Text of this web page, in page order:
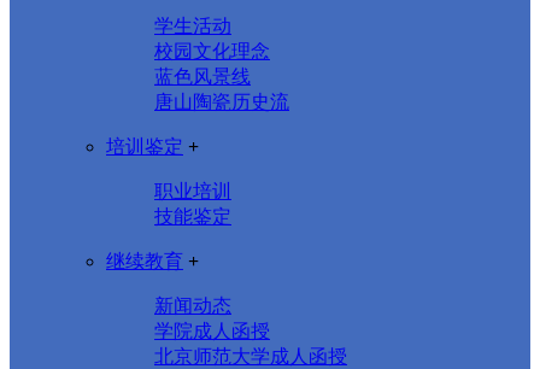
学生活动
校园文化理念
蓝色风景线
唐山陶瓷历史流
培训鉴定 +
职业培训
技能鉴定
继续教育 +
新闻动态
学院成人函授
北京师范大学成人函授